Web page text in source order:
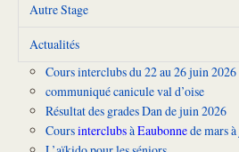
Autre Stage
Actualités
Cours interclubs du 22 au 26 juin 2026
communiqué canicule val d’oise
Résultat des grades Dan de juin 2026
CoursinterclubsàEaubonnede mars